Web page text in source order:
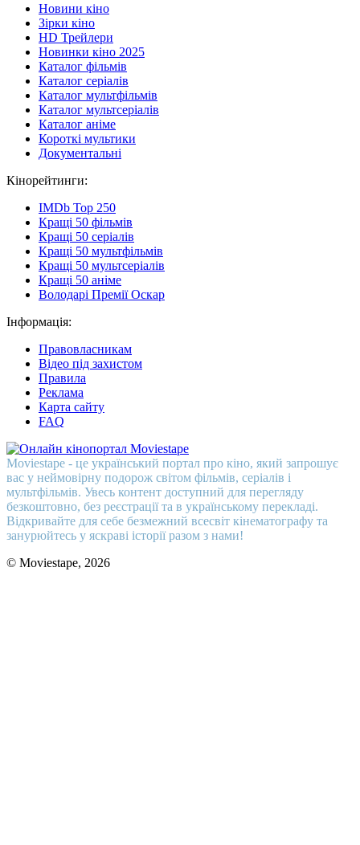
Новини кіно
Зірки кіно
HD Трейлери
Новинки кіно 2025
Каталог фільмів
Каталог серіалів
Каталог мультфільмів
Каталог мультсеріалів
Каталог аніме
Короткі мультики
Документальні
Кінорейтинги:
IMDb Top 250
Кращі 50 фільмів
Кращі 50 серіалів
Кращі 50 мультфільмів
Кращі 50 мультсеріалів
Кращі 50 аніме
Володарі Премії Оскар
Інформація:
Правовласникам
Відео під захистом
Правила
Реклама
Карта сайту
FAQ
Moviestape - це український портал про кіно, який запрошує
вас у неймовірну подорож світом фільмів, серіалів і
мультфільмів. Увесь контент доступний для перегляду
безкоштовно, без реєстрації та в українському перекладі.
Відкривайте для себе безмежний всесвіт кінематографу та
занурюйтесь у яскраві історії разом з нами!
© Moviestape, 2026